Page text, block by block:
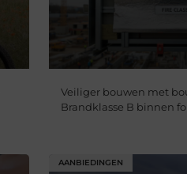
Veiliger bouwen met
Brandklasse B binnen
AANBIEDINGEN